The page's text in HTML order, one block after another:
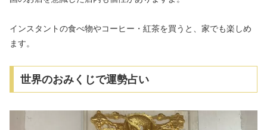
インスタントの食べ物やコーヒー・紅茶を買うと、家でも楽しめ
ます。
世界のおみくじで運勢占い